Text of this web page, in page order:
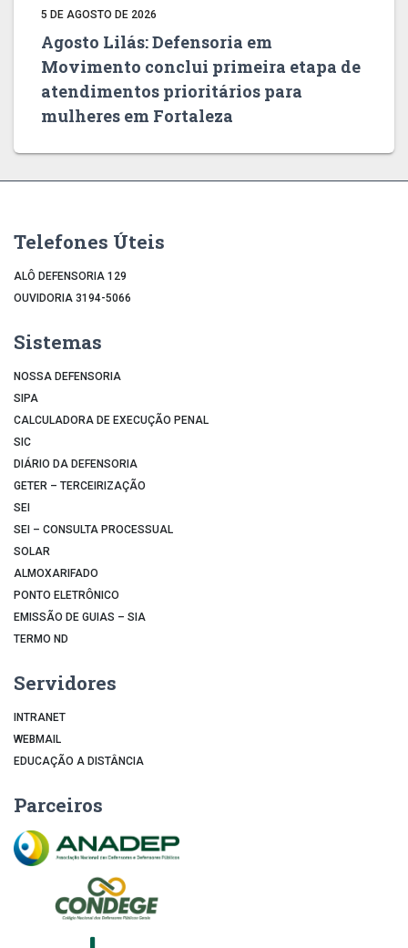
5 DE AGOSTO DE 2026
Agosto Lilás: Defensoria em
Movimento conclui primeira etapa de
atendimentos prioritários para
mulheres em Fortaleza
Telefones Úteis
ALÔ DEFENSORIA 129
OUVIDORIA 3194-5066
Sistemas
NOSSA DEFENSORIA
SIPA
CALCULADORA DE EXECUÇÃO PENAL
SIC
DIÁRIO DA DEFENSORIA
GETER – TERCEIRIZAÇÃO
SEI
SEI – CONSULTA PROCESSUAL
SOLAR
ALMOXARIFADO
PONTO ELETRÔNICO
EMISSÃO DE GUIAS – SIA
TERMO ND
Servidores
INTRANET
WEBMAIL
EDUCAÇÃO A DISTÂNCIA
Parceiros